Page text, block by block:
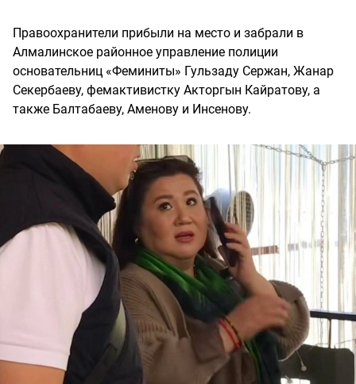
Правоохранители прибыли на место и забрали в
Алмалинское районное управление полиции
основательниц «Феминиты» Гульзаду Сержан, Жанар
Секербаеву, фемактивистку Акторгын Кайратову, а
также Балтабаеву, Аменову и Инсенову.